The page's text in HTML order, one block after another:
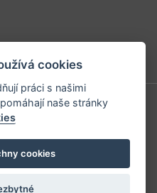
cookies
práci s našimi
naše stránky
cookies